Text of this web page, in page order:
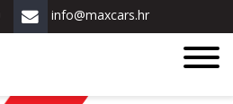
info@maxcars.hr